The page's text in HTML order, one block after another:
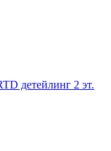
детейлинг 2 эт.